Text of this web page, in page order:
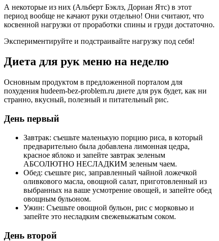
А некоторые из них (Альберт Бэклз, Дориан Ятс) в этот
период вообще не качают руки отдельно! Они считают, что
косвенной нагрузки от проработки спины и груди достаточно.
Экспериментируйте и подстраивайте нагрузку под себя!
Диета для рук меню на неделю
Основным продуктом в предложенной порталом для
похудения hudeem-bez-problem.ru диете для рук будет, как ни
странно, вкусный, полезный и питательный рис.
День первый
Завтрак: съешьте маленькую порцию риса, в который
предварительно была добавлена лимонная цедра,
красное яблоко и запейте завтрак зеленым
АБСОЛЮТНО НЕСЛАДКИМ зеленым чаем.
Обед: съешьте рис, заправленный чайной ложечкой
оливкового масла, овощной салат, приготовленный из
выбранных на ваше усмотрение овощей, и запейте обед
овощным бульоном.
Ужин: Съешьте овощной бульон, рис с морковью и
запейте это несладким свежевыжатым соком.
День второй